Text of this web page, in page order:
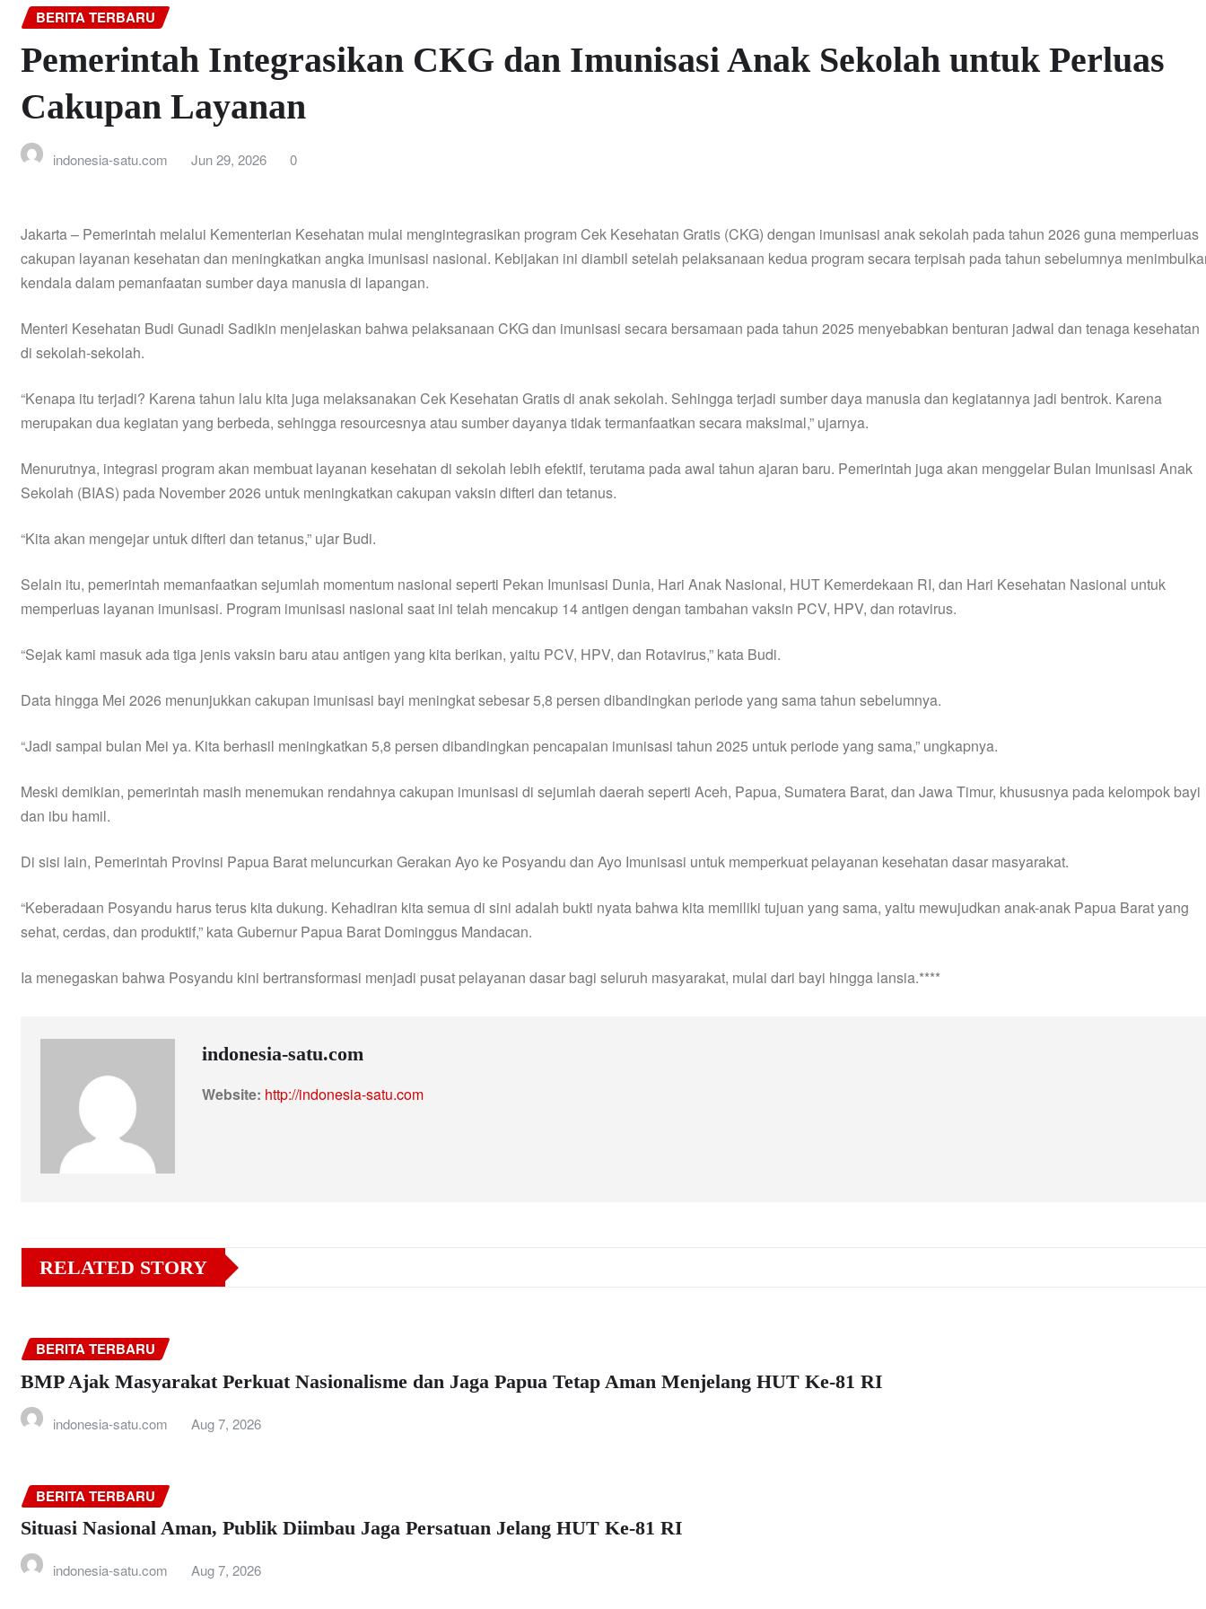
BERITA TERBARU
Pemerintah Integrasikan CKG dan Imunisasi Anak Sekolah untuk Perluas
Cakupan Layanan
indonesia-satu.com Jun 29, 2026 0
Jakarta – Pemerintah melalui Kementerian Kesehatan mulai mengintegrasikan program Cek Kesehatan Gratis (CKG) dengan imunisasi anak sekolah pada tahun 2026 guna memperluas
cakupan layanan kesehatan dan meningkatkan angka imunisasi nasional. Kebijakan ini diambil setelah pelaksanaan kedua program secara terpisah pada tahun sebelumnya
kendala dalam pemanfaatan sumber daya manusia di lapangan.
Menteri Kesehatan Budi Gunadi Sadikin menjelaskan bahwa pelaksanaan CKG dan imunisasi secara bersamaan pada tahun 2025 menyebabkan benturan jadwal dan tenaga kesehatan
di sekolah-sekolah.
“Kenapa itu terjadi? Karena tahun lalu kita juga melaksanakan Cek Kesehatan Gratis di anak sekolah. Sehingga terjadi sumber daya manusia dan kegiatannya jadi bentrok. Karena
merupakan dua kegiatan yang berbeda, sehingga resourcesnya atau sumber dayanya tidak termanfaatkan secara maksimal,” ujarnya.
Menurutnya, integrasi program akan membuat layanan kesehatan di sekolah lebih efektif, terutama pada awal tahun ajaran baru. Pemerintah juga akan menggelar Bulan Imunisasi Anak
Sekolah (BIAS) pada November 2026 untuk meningkatkan cakupan vaksin difteri dan tetanus.
“Kita akan mengejar untuk difteri dan tetanus,” ujar Budi.
Selain itu, pemerintah memanfaatkan sejumlah momentum nasional seperti Pekan Imunisasi Dunia, Hari Anak Nasional, HUT Kemerdekaan RI, dan Hari Kesehatan Nasional untuk
memperluas layanan imunisasi. Program imunisasi nasional saat ini telah mencakup 14 antigen dengan tambahan vaksin PCV, HPV, dan rotavirus.
“Sejak kami masuk ada tiga jenis vaksin baru atau antigen yang kita berikan, yaitu PCV, HPV, dan Rotavirus,” kata Budi.
Data hingga Mei 2026 menunjukkan cakupan imunisasi bayi meningkat sebesar 5,8 persen dibandingkan periode yang sama tahun sebelumnya.
“Jadi sampai bulan Mei ya. Kita berhasil meningkatkan 5,8 persen dibandingkan pencapaian imunisasi tahun 2025 untuk periode yang sama,” ungkapnya.
Meski demikian, pemerintah masih menemukan rendahnya cakupan imunisasi di sejumlah daerah seperti Aceh, Papua, Sumatera Barat, dan Jawa Timur, khususnya pada kelompok bayi
dan ibu hamil.
Di sisi lain, Pemerintah Provinsi Papua Barat meluncurkan Gerakan Ayo ke Posyandu dan Ayo Imunisasi untuk memperkuat pelayanan kesehatan dasar masyarakat.
“Keberadaan Posyandu harus terus kita dukung. Kehadiran kita semua di sini adalah bukti nyata bahwa kita memiliki tujuan yang sama, yaitu mewujudkan anak-anak Papua Barat yang
sehat, cerdas, dan produktif,” kata Gubernur Papua Barat Dominggus Mandacan.
Ia menegaskan bahwa Posyandu kini bertransformasi menjadi pusat pelayanan dasar bagi seluruh masyarakat, mulai dari bayi hingga lansia.****
indonesia-satu.com
Website: http://indonesia-satu.com
RELATED STORY
BERITA TERBARU
BMP Ajak Masyarakat Perkuat Nasionalisme dan Jaga Papua Tetap Aman Menjelang HUT Ke-81 RI
indonesia-satu.com Aug 7, 2026
BERITA TERBARU
Situasi Nasional Aman, Publik Diimbau Jaga Persatuan Jelang HUT Ke-81 RI
indonesia-satu.com Aug 7, 2026